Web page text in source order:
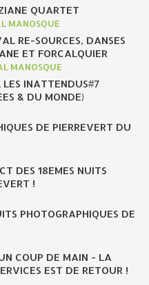
QUARTET
MANOSQUE
RE-SOURCES, DANSES
ET FORCALQUIER
MANOSQUE
INATTENDUS#7
& DU MONDE)
DE PIERREVERT DU
DES 18EMES NUITS
!
PHOTOGRAPHIQUES DE
COUP DE MAIN - LA
EST DE RETOUR !